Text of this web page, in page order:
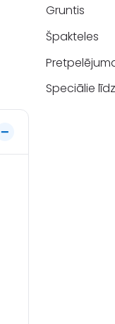
Gruntis
Špakteles
Speciālie